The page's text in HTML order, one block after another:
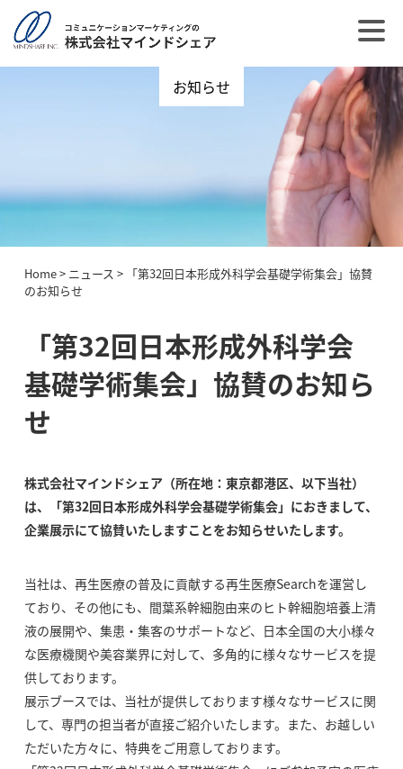
お知らせ
Home> ニュース > 「第32回日本形成外科学会基礎学術集会」協賛
のお知らせ
「第32回日本形成外科学会
基礎学術集会」協賛のお知ら
せ
株式会社マインドシェア（所在地：東京都港区、以下当社）
は、「第32回日本形成外科学会基礎学術集会」におきまして、
企業展示にて協賛いたしますことをお知らせいたします。
当社は、再生医療の普及に貢献する再生医療Searchを運営し
ており、その他にも、間葉系幹細胞由来のヒト幹細胞培養上清
液の展開や、集患・集客のサポートなど、日本全国の大小様々
な医療機関や美容業界に対して、多角的に様々なサービスを提
供しております。
展示ブースでは、当社が提供しております様々なサービスに関
して、専門の担当者が直接ご紹介いたします。また、お越しい
ただいた方々に、特典をご用意しております。